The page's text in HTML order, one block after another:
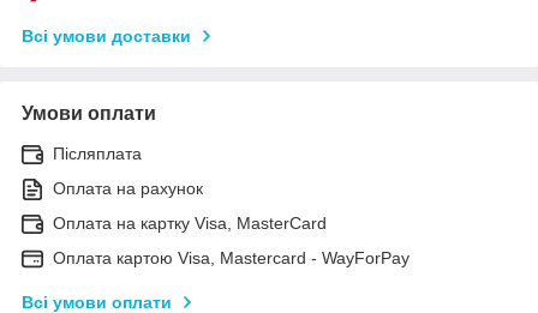
Всі умови доставки
Умови оплати
Післяплата
Оплата на рахунок
Оплата на картку Visa, MasterCard
Оплата картою Visa, Mastercard - WayForPay
Всі умови оплати